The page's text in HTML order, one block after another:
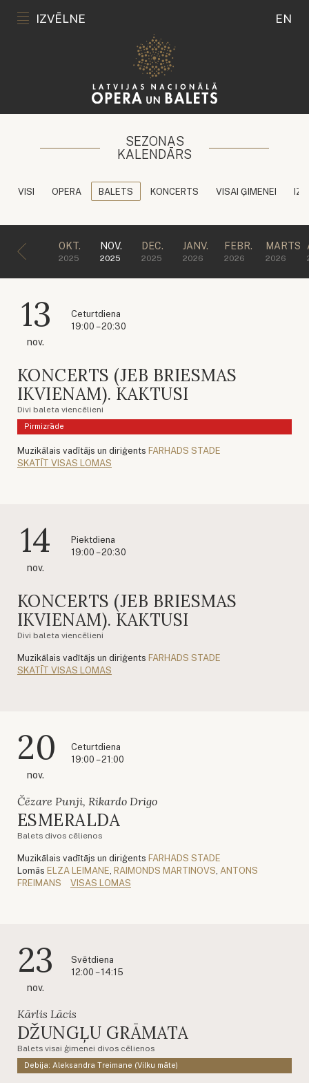
IZVĒLNE EN
SEZONAS
KALENDĀRS
VISI OPERA BALETS KONCERTS VISAI ĢIMENEI
OKT.
2025
NOV.
2025
DEC.
2025
JANV.
2026
FEBR.
2026
MARTS
2026
13
nov.
Ceturtdiena
19:00 – 20:30
KONCERTS (JEB BRIESMAS
IKVIENAM). KAKTUSI
Divi baleta viencēlieni
Pirmizrāde
Muzikālais vadītājs un diriģents FARHADS STADE
SKATĪT VISAS LOMAS
14
nov.
Piektdiena
19:00 – 20:30
KONCERTS (JEB BRIESMAS
IKVIENAM). KAKTUSI
Divi baleta viencēlieni
Muzikālais vadītājs un diriģents FARHADS STADE
SKATĪT VISAS LOMAS
20
nov.
Ceturtdiena
19:00 – 21:00
Čēzare Punji, Rikardo Drigo
ESMERALDA
Balets divos cēlienos
Muzikālais vadītājs un diriģents FARHADS STADE
Lomās ELZA LEIMANE RAIMONDS MARTINOVS ANTONS
FREIMANS
VISAS LOMAS
23
nov.
Svētdiena
12:00 – 14:15
Kārlis Lācis
DŽUNGĻU GRĀMATA
Balets visai ģimenei divos cēlienos
Debija: Aleksandra Treimane (Vilku māte)